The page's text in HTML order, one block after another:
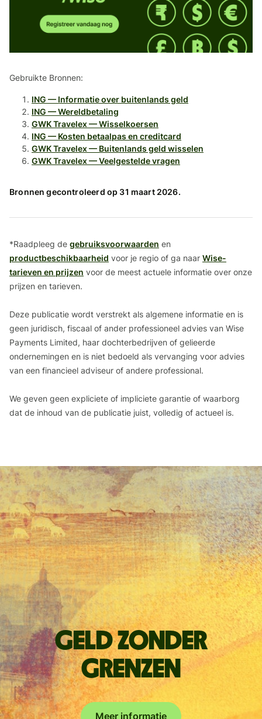
Gebruikte Bronnen:
ING — Informatie over buitenlands geld
ING — Wereldbetaling
GWK Travelex — Wisselkoersen
ING — Kosten betaalpas en creditcard
GWK Travelex — Buitenlands geld wisselen
GWK Travelex — Veelgestelde vragen
Bronnen gecontroleerd op 31 maart 2026.
*Raadpleeg de gebruiksvoorwaarden en
productbeschikbaarheid voor je regio of ga naar Wise-
tarieven en prijzen voor de meest actuele informatie over onze
prijzen en tarieven.
Deze publicatie wordt verstrekt als algemene informatie en is
geen juridisch, fiscaal of ander professioneel advies van Wise
Payments Limited, haar dochterbedrijven of gelieerde
ondernemingen en is niet bedoeld als vervanging voor advies
van een financieel adviseur of andere professional.
We geven geen expliciete of impliciete garantie of waarborg
dat de inhoud van de publicatie juist, volledig of actueel is.
Geld zonder
grenzen
Meer informatie